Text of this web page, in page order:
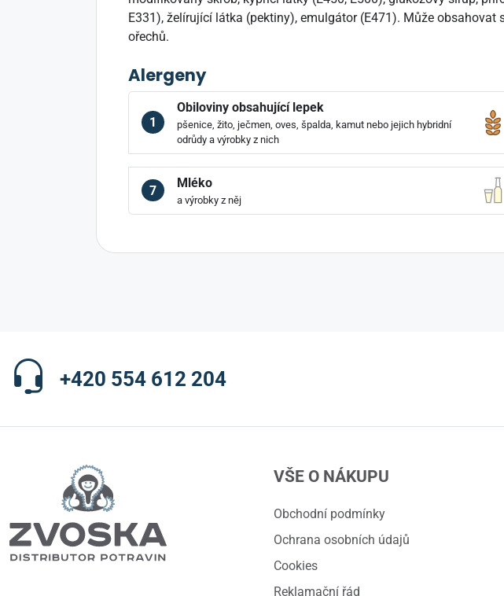
E331), želírující látka (pektiny), emulgátor (E471). Může
ořechů.
Alergeny
1
Obiloviny obsahující lepek
pšenice, žito, ječmen, oves, špalda, kamut nebo jejich hybridní
odrůdy a výrobky z nich
7
Mléko
a výrobky z něj
+420 554 612 204
VŠE O NÁKUPU
Obchodní podmínky
Ochrana osobních údajů
Cookies
Reklamační řád